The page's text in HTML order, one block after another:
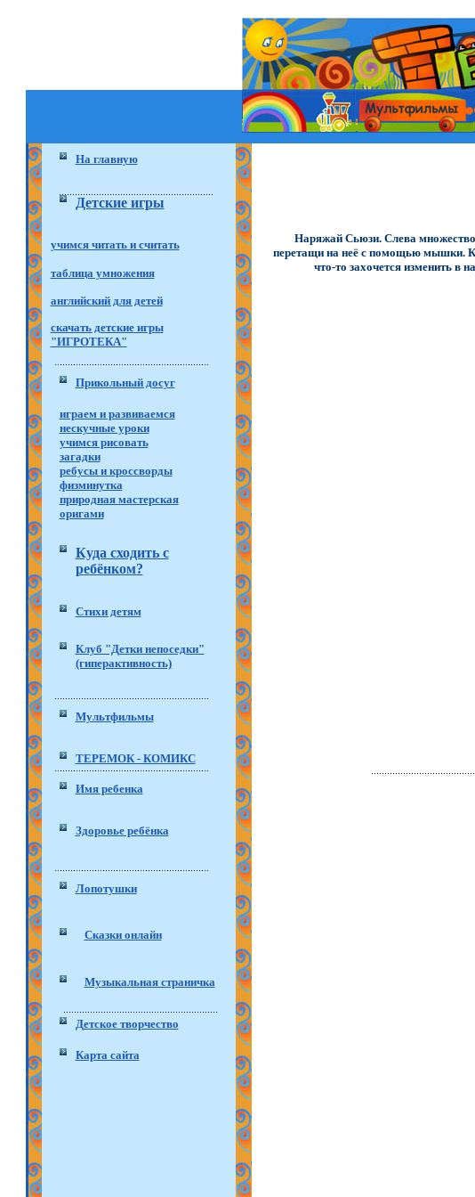
На главную
Детские игры
учимся читать и считать
таблица умножения
английский для детей
скачать детские игры
"ИГРОТЕКА"
Прикольный досуг
играем и развиваемся
нескучные уроки
учимся рисовать
загадки
ребусы и кроссворды
физминутка
природная мастерская
оригами
Куда сходить с
ребёнком?
Стихи детям
Клуб "Детки непоседки"
(гиперактивность)
Мультфильмы
ТЕРЕМОК - КОМИКС
Имя ребенка
Здоровье ребёнка
Лопотушки
Сказки онлайн
Музыкальная страничка
Детское творчество
Карта сайта
Наряжай Сьюзи. Слева
перетащи на неё с помощью мышки.
что-то захочется изменить в